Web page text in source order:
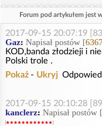
Forum pod artykułem jest
2017-09-15 20:07:19
Gaz: Napisał postów [
KOD,banda złodzieji i
Polski trole .
Pokaż - Ukryj
2017-09-15 20:10:28
kanclerz: Napisał postów [